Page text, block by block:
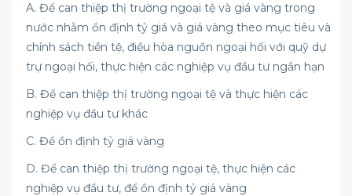
A. Để can thiệp thị trường ngoại tệ và giá vàng trong
nước nhằm ổn định tỷ giá và giá vàng theo mục tiêu và
chính sách tiền tệ, điều hòa nguồn ngoại hối với quỹ dự
trự ngoại hối, thực hiện các nghiệp vụ đầu tư ngắn hạn
B. Để can thiệp thị trường ngoại tệ và thực hiện các
nghiệp vụ đầu tư khác
C. Để ổn định tỷ giá vàng
D. Để can thiệp thị trường ngoại tệ, thực hiện các
nghiệp vụ đầu tư, để ổn định tỷ giá vàng